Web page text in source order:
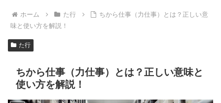
ホーム た行
ちから仕事（力仕事）とは？正しい意
味と使い方を解説！
た行
ちから仕事（力仕事）とは？正しい意味と
使い方を解説！